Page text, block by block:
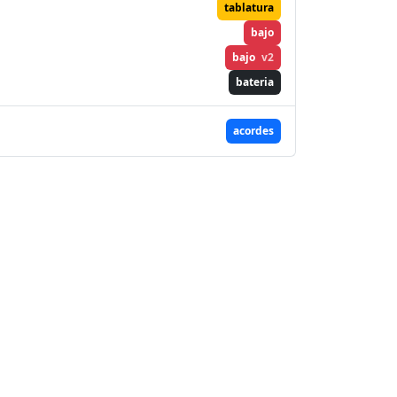
tablatura
bajo
bajo v2
bateria
acordes